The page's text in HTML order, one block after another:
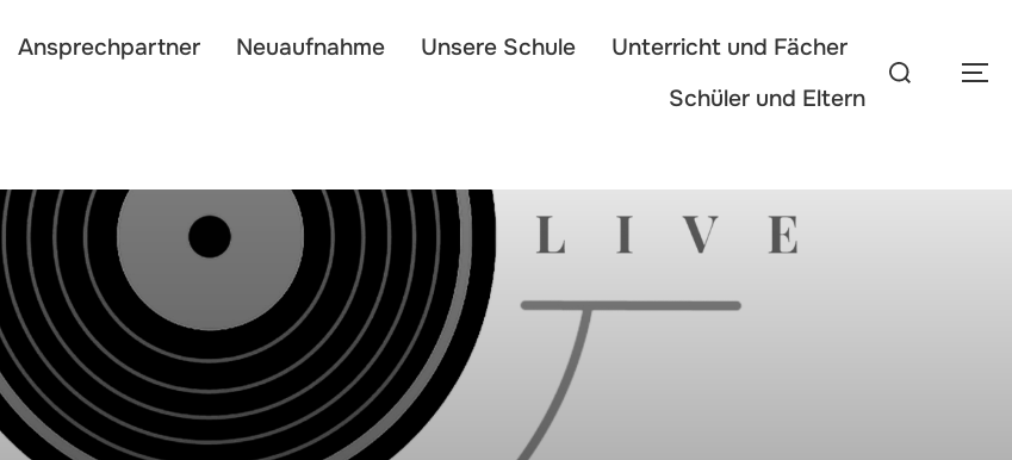
Ansprechpartner Neuaufnahme Unsere Schule
Unterricht und Fächer
Schüler und Eltern